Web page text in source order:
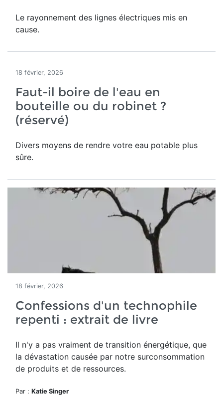
Le rayonnement des lignes électriques mis en
cause.
18 février, 2026
Faut-il boire de l'eau en
bouteille ou du robinet ?
(réservé)
Divers moyens de rendre votre eau potable plus
sûre.
18 février, 2026
Confessions d'un technophile
repenti : extrait de livre
Il n'y a pas vraiment de transition énergétique, que
la dévastation causée par notre surconsommation
de produits et de ressources.
Par : Katie Singer